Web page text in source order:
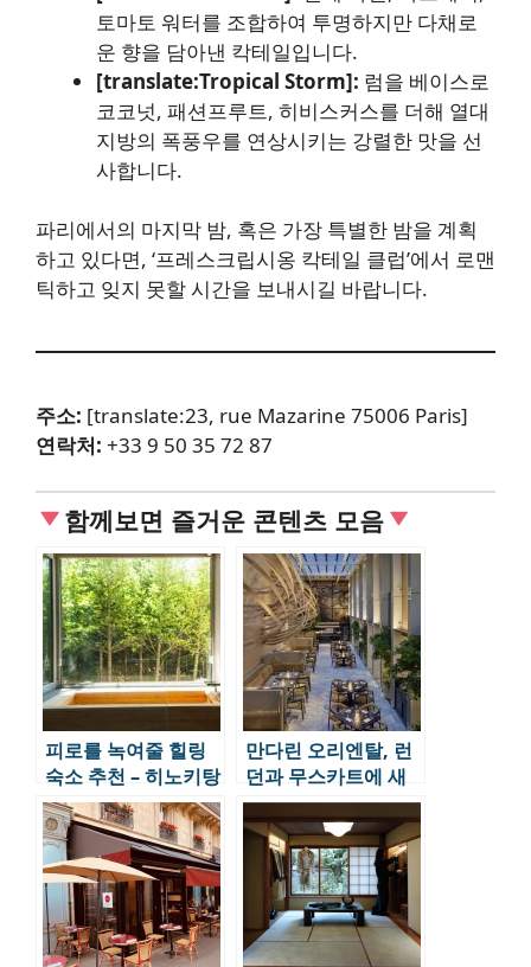
토마토 워터를 조합하여 투명하지만 다채로
운 향을 담아낸 칵테일입니다.
[translate:Tropical Storm]: 럼을 베이스로
코코넛, 패션프루트, 히비스커스를 더해 열대
지방의 폭풍우를 연상시키는 강렬한 맛을 선
사합니다.
파리에서의 마지막 밤, 혹은 가장 특별한 밤을 계획
하고 있다면, ‘프레스크립시옹 칵테일 클럽’에서 로맨
틱하고 잊지 못할 시간을 보내시길 바랍니다.
주소: [translate:23, rue Mazarine 75006 Paris]
연락처: +33 9 50 35 72 87
함께보면 즐거운 콘텐츠 모음
피로를 녹여줄 힐링
숙소 추천 – 히노키탕
부터 사우나까지 뜨
끈한 숙소 3곳
만다린 오리엔탈, 런
던과 무스카트에 새
호텔 컬렉션 선보여